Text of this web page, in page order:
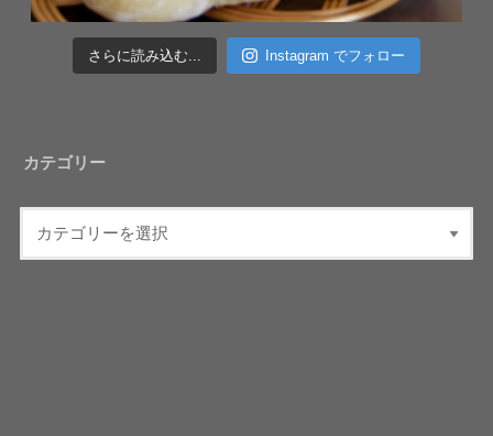
さらに読み込む... Instagram でフォロー
カテゴリー